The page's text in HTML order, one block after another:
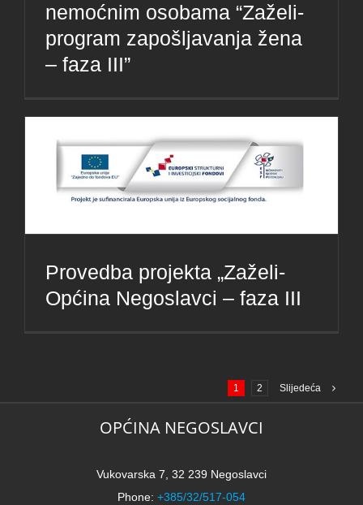
nemoćnim osobama “Zaželi-
program zapošljavanja žena
– faza III”
Provedba projekta „Zaželi-
Općina Negoslavci – faza III
1 2 Slijedeća
OPĆINA NEGOSLAVCI
Vukovarska 7, 32 239 Negoslavci
Phone: +385/32/517-054